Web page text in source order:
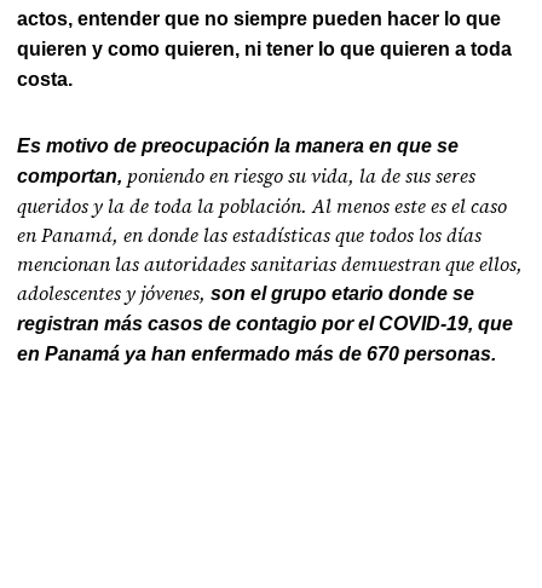
actos, entender que no siempre pueden hacer lo que
quieren y como quieren, ni tener lo que quieren a toda
costa.
Es motivo de preocupación la manera en que se
comportan, poniendo en riesgo su vida, la de sus seres
queridos y la de toda la población. Al menos este es el caso
en Panamá, en donde las estadísticas que todos los días
mencionan las autoridades sanitarias demuestran que ellos,
adolescentes y jóvenes,son el grupo etario donde se
registran más casos de contagio por el COVID-19, que
en Panamá ya han enfermado más de 670 personas.